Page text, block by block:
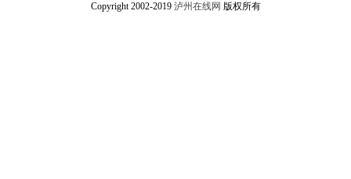
Copyright 2002-2019 泸州在线网 版权所有